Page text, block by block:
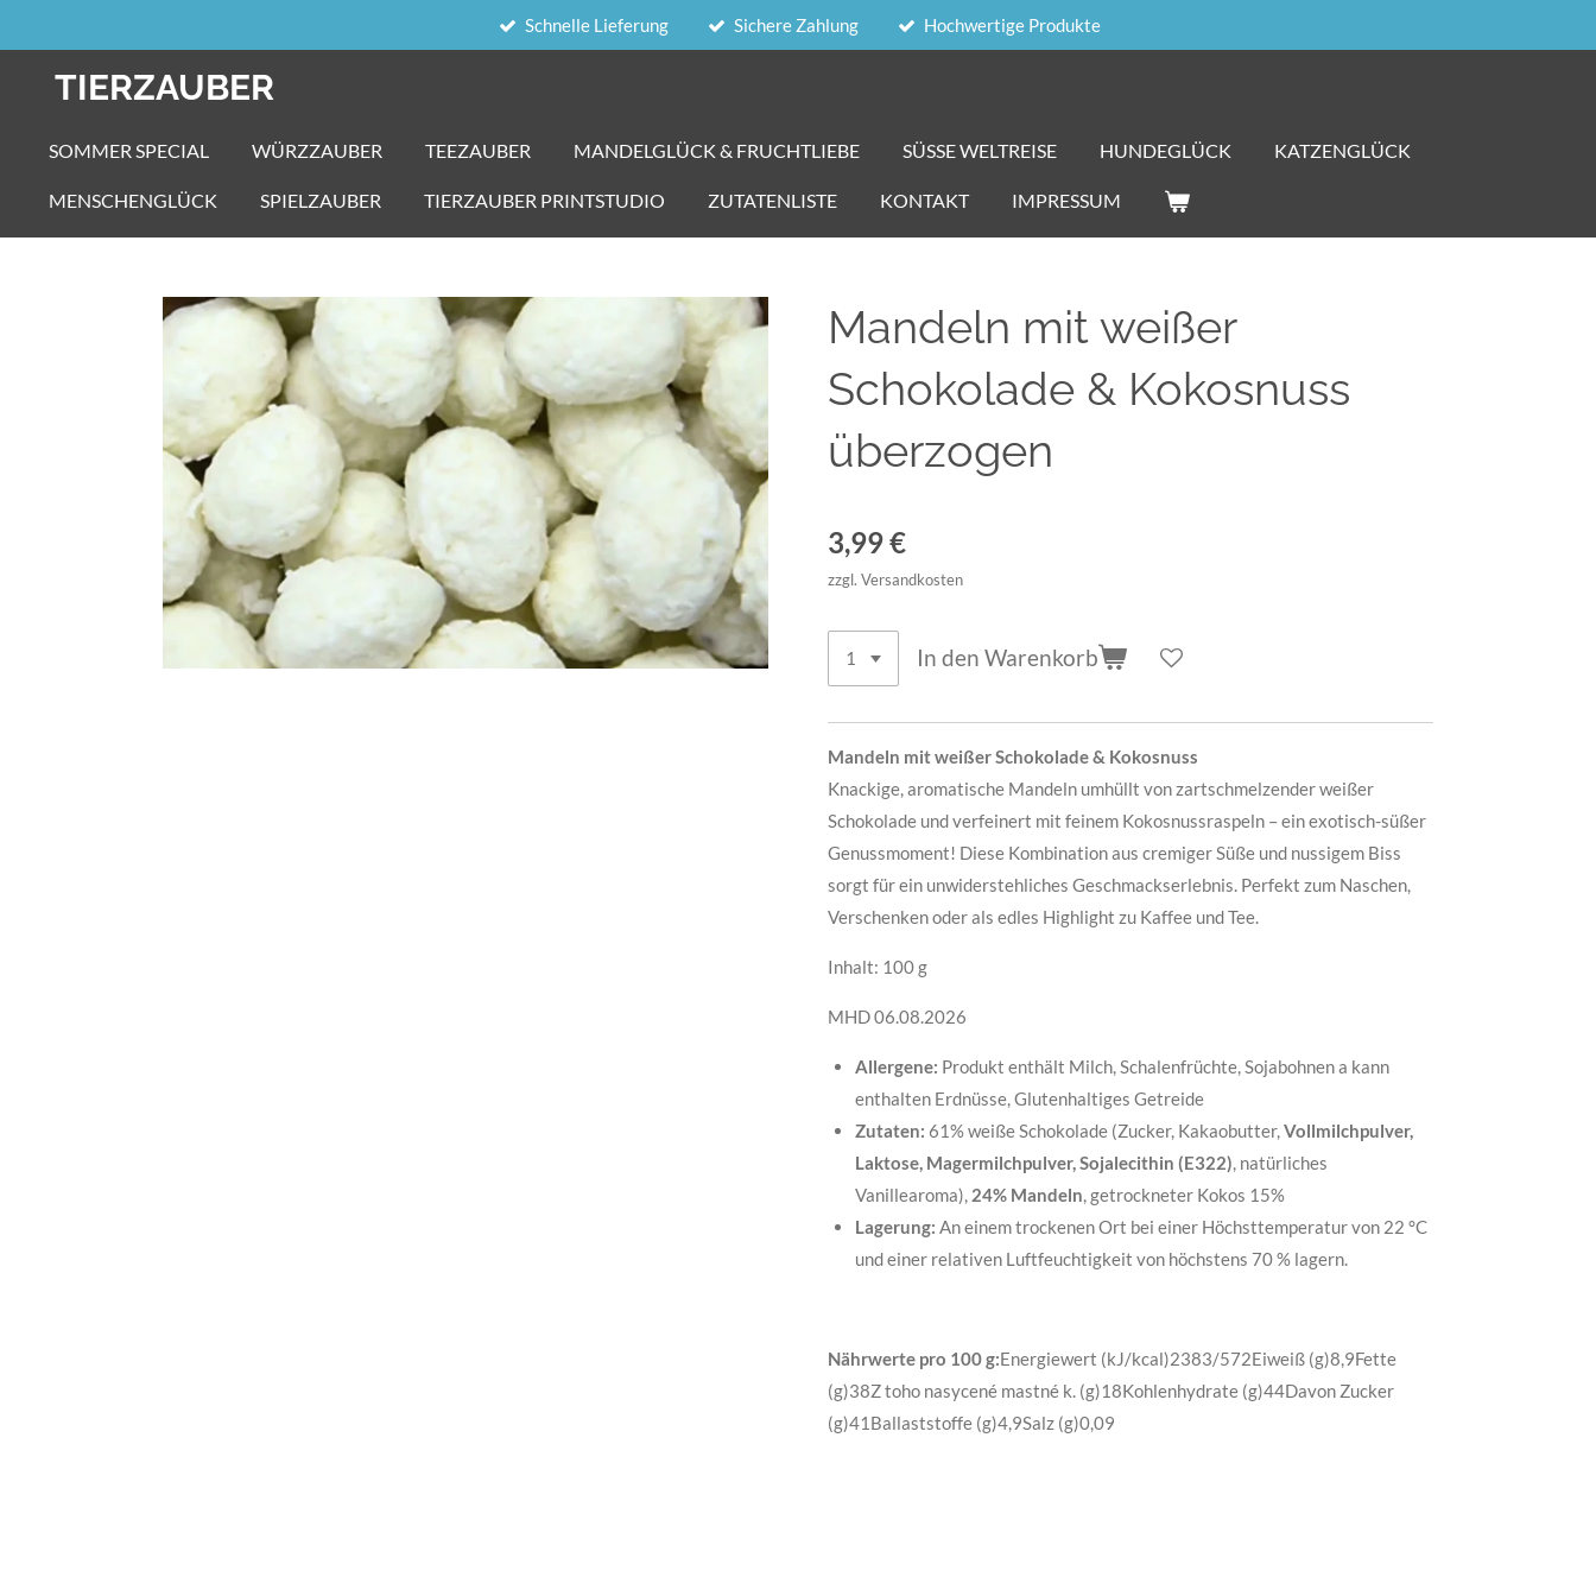
Schnelle Lieferung Sichere Zahlung Hochwertige Produkte
TIERZAUBER
SOMMER SPECIAL WÜRZZAUBER TEEZAUBER MANDELGLÜCK & FRUCHTLIEBE SÜSSE WELTREISE HUNDEGLÜCK KATZENGLÜCK
MENSCHENGLÜCK SPIELZAUBER TIERZAUBER PRINTSTUDIO ZUTATENLISTE KONTAKT IMPRESSUM
Mandeln mit weißer
Schokolade & Kokosnuss
überzogen
3,99 €
zzgl. Versandkosten
In den Warenkorb
Mandeln mit weißer Schokolade & Kokosnuss
Knackige, aromatische Mandeln umhüllt von zartschmelzender weißer
Schokolade und verfeinert mit feinem Kokosnussraspeln – ein exotisch-süßer
Genussmoment! Diese Kombination aus cremiger Süße und nussigem Biss
sorgt für ein unwiderstehliches Geschmackserlebnis. Perfekt zum Naschen,
Verschenken oder als edles Highlight zu Kaffee und Tee.
Inhalt: 100 g
MHD 06.08.2026
Allergene: Produkt enthält Milch, Schalenfrüchte, Sojabohnen a kann
enthalten Erdnüsse, Glutenhaltiges Getreide
Zutaten: 61% weiße Schokolade (Zucker, Kakaobutter,Vollmilchpulver,
Laktose, Magermilchpulver, Sojalecithin (E322), natürliches
Vanillearoma), 24% Mandeln, getrockneter Kokos 15%
Lagerung: An einem trockenen Ort bei einer Höchsttemperatur von 22 °C
und einer relativen Luftfeuchtigkeit von höchstens 70 % lagern.
Nährwerte pro 100 g:Energiewert (kJ/kcal)2383/572Eiweiß (g)8,9Fette
(g)38Z toho nasycené mastné k. (g)18Kohlenhydrate (g)44Davon Zucker
(g)41Ballaststoffe (g)4,9Salz (g)0,09